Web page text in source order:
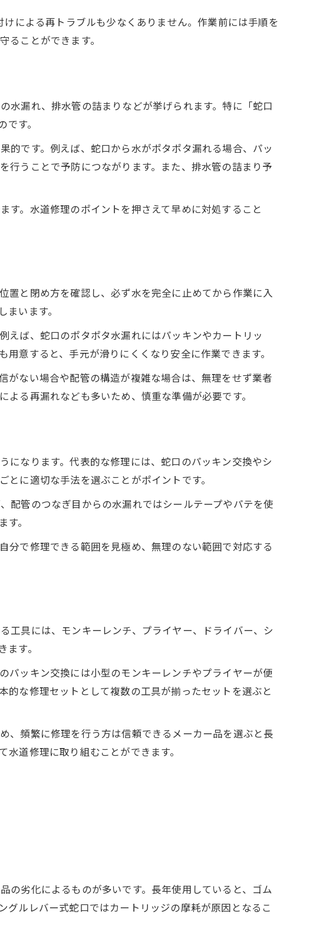
法
る方法
注意点
手順
のコツ
紹介
策
方
紹介
備
説
による再トラブルも少なくありません。作業前には手順を
ることができます。
水漏れ、排水管の詰まりなどが挙げられます。特に「蛇口
す。
的です。例えば、蛇口から水がポタポタ漏れる場合、パッ
行うことで予防につながります。また、排水管の詰まり予
す。水道修理のポイントを押さえて早めに対処すること
置と閉め方を確認し、必ず水を完全に止めてから作業に入
います。
えば、蛇口のポタポタ水漏れにはパッキンやカートリッ
意すると、手元が滑りにくくなり安全に作業できます。
がない場合や配管の構造が複雑な場合は、無理をせず業者
る再漏れなども多いため、慎重な準備が必要です。
になります。代表的な修理には、蛇口のパッキン交換やシ
に適切な手法を選ぶことがポイントです。
配管のつなぎ目からの水漏れではシールテープやパテを使
す。
分で修理できる範囲を見極め、無理のない範囲で対応する
工具には、モンキーレンチ、プライヤー、ドライバー、シ
す。
パッキン交換には小型のモンキーレンチやプライヤーが便
的な修理セットとして複数の工具が揃ったセットを選ぶと
、頻繁に修理を行う方は信頼できるメーカー品を選ぶと長
道修理に取り組むことができます。
の劣化によるものが多いです。長年使用していると、ゴム
グルレバー式蛇口ではカートリッジの摩耗が原因となるこ